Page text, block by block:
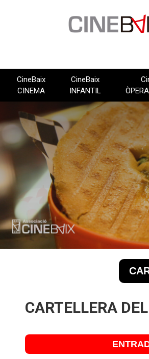
CineBaix
CINEMA
CineBaix
INFANTIL
CARTELLERA